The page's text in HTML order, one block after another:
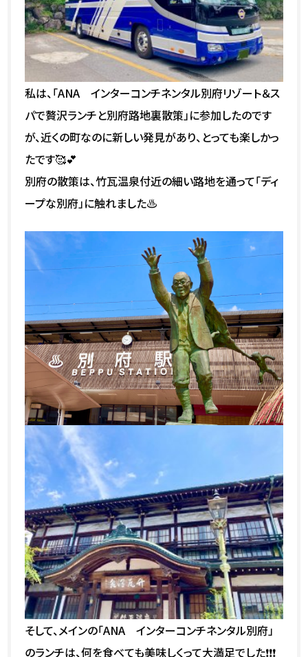
私は、「ANA インターコンチネンタル別府リゾート＆ス
パで贅沢ランチと別府路地裏散策」に参加したのです
が、近くの町なのに新しい発見があり、とっても楽しかっ
たです🥰💕
別府の散策は、竹瓦温泉付近の細い路地を通って「ディ
ープな別府」に触れました♨
そして、メインの「ANA インターコンチネンタル別府」
のランチは、何を食べても美味しくって大満足でした❗❗❗